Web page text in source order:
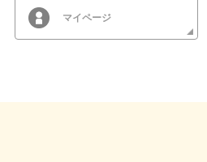
マイページ